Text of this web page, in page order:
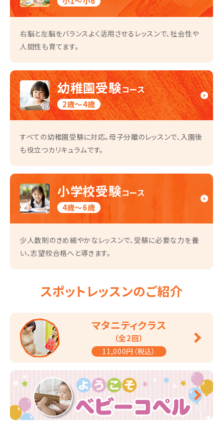
右脳と左脳をバランスよく活用させるレッスンで、社会性や
人間性も育てます。
幼稚園受験コース
2歳～4歳
すべての幼稚園受験に対応。母子分離のレッスンで、入園後
も役立つカリキュラムです。
小学校受験コース
4歳～6歳
少人数制のきめ細やかなレッスンで、受験に必要な力を養
い、志望校合格へと導きます。
スポットレッスンのご紹介
マタニティクラス
（全2回）
11,000円（税込）